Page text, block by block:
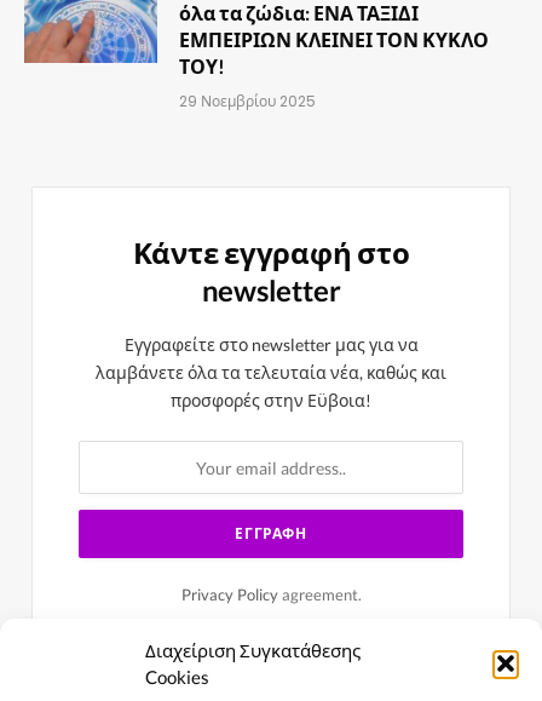
Διαχείριση Συγκατάθεσης
Cookies
όλα τα ζώδια: ΕΝΑ ΤΑΞΙΔΙ
ΕΜΠΕΙΡΙΩΝ ΚΛΕΙΝΕΙ ΤΟΝ ΚΥΚΛΟ
ΤΟΥ!
29 Νοεμβρίου 2025
Κάντε εγγραφή στο
newsletter
Εγγραφείτε στο newsletter μας για να
λαμβάνετε όλα τα τελευταία νέα, καθώς και
προσφορές στην Εϋβοια!
Privacy Policyagreement.